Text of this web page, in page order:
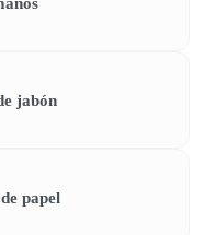
jabón
papel